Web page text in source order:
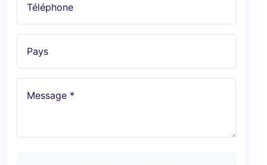
Téléphone
Pays
Message *